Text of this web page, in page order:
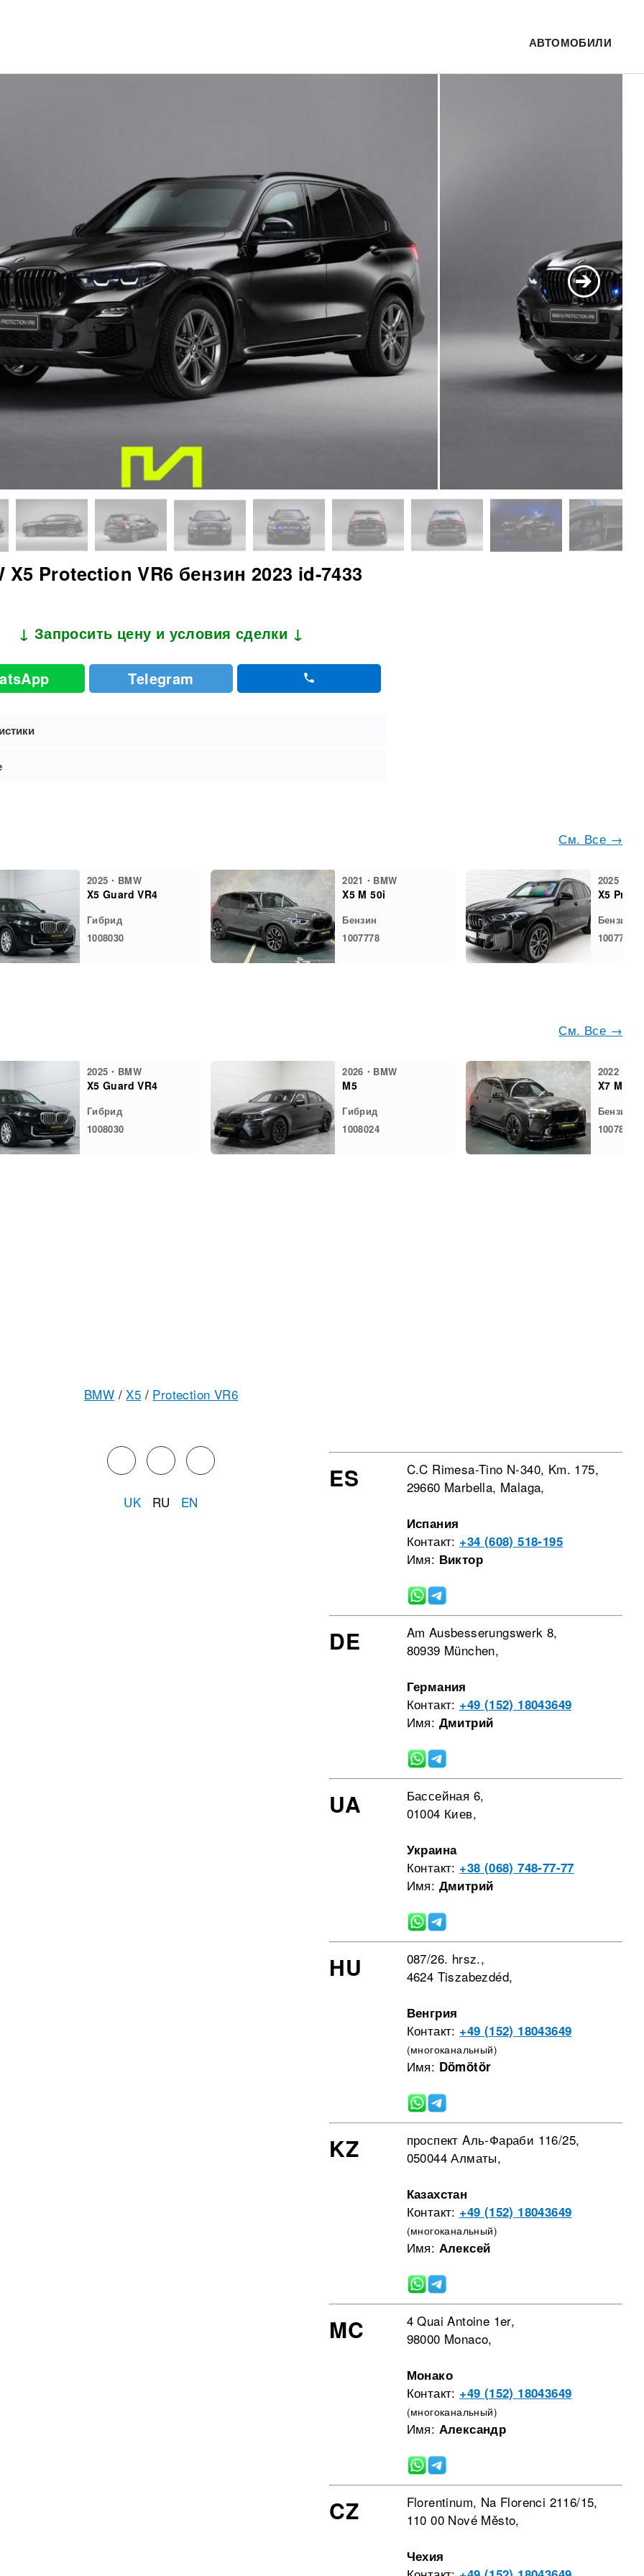
АВТОМОБИЛИ
X5 Protection VR6 бензин 2023 id-7433
↓ Запросить цену и условия сделки ↓
Telegram
См. Все →
2025・BMW
X5 Guard VR4
Гибрид
1008030
2021・BMW
X5 M 50i
Бензин
1007778
2025・
X5
Бензин
1007737
См. Все →
2025・BMW
X5 Guard VR4
Гибрид
1008030
2026・BMW
M5
Гибрид
1008024
2022・
X7 M60i
Бензин
1007847
BMW / X5 / Protection VR6
UK RU EN
ES
C.C Rimesa-Tino N-340, Km. 175,
29660 Marbella, Malaga,
Испания
Контакт: +34 (608) 518-195
Имя: Виктор
DE
Am Ausbesserungswerk 8,
80939 München,
Германия
Контакт: +49 (152) 18043649
Имя: Дмитрий
UA
Бассейная 6,
01004 Киев,
Украина
Контакт: +38 (068) 748-77-77
Имя: Дмитрий
HU
087/26. hrsz.,
4624 Tiszabezdéd,
Венгрия
Контакт: +49 (152) 18043649
(многоканальный)
Имя: Dömötör
KZ
проспект Aль-Фараби 116/25,
050044 Алматы,
Казахстан
Контакт: +49 (152) 18043649
(многоканальный)
Имя: Алексей
MC
4 Quai Antoine 1er,
98000 Monaco,
Монако
Контакт: +49 (152) 18043649
(многоканальный)
Имя: Александр
CZ
Florentinum, Na Florenci 2116/15,
110 00 Nové Město,
Чехия